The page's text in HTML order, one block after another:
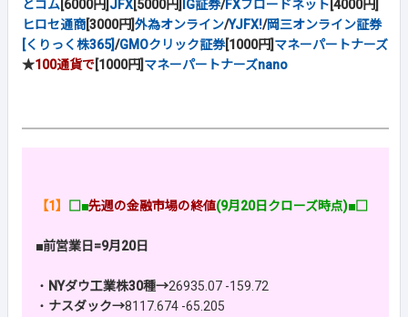
とコム[6000円] JFX[5000円] IG証券/FXブロードネット [4000円]
ヒロセ通商[3000円]外為オンライン/YJFX!/岡三オンライン証券
[くりっく株365]/GMOクリック証券[1000円] マネーパートナーズ
★100通貨で[1000円] マネーパートナーズnano
【1】 □■先週の金融市場の終値(9月20日クローズ時点)■□
■前営業日=9月20日
・ NYダウ工業株30種→26935.07 -159.72
・ ナスダック→8117.674 -65.205